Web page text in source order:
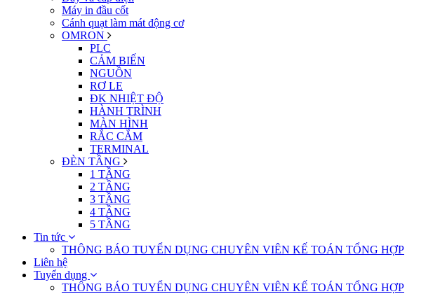
Máy in đầu cốt
Cánh quạt làm mát động cơ
OMRON
PLC
CẢM BIẾN
NGUỒN
RƠ LE
ĐK NHIỆT ĐỘ
HÀNH TRÌNH
MÀN HÌNH
RẮC CẮM
TERMINAL
ĐÈN TẦNG
1 TẦNG
2 TẦNG
3 TẦNG
4 TẦNG
5 TẦNG
Tin tức
THÔNG BÁO TUYỂN DỤNG CHUYÊN VIÊN KẾ TOÁN TỔNG HỢP
Liên hệ
Tuyển dụng
THÔNG BÁO TUYỂN DỤNG CHUYÊN VIÊN KẾ TOÁN TỔNG HỢP